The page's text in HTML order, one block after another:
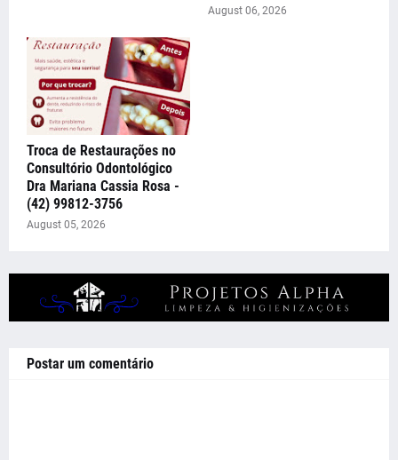
August 06, 2026
Troca de Restaurações no
Consultório Odontológico
Dra Mariana Cassia Rosa -
(42) 99812-3756
August 05, 2026
Postar um comentário